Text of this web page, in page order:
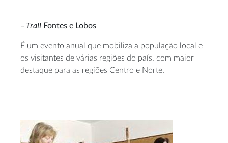
– Trail Fontes e Lobos
É um evento anual que mobiliza a população local e
os visitantes de várias regiões do país, com maior
destaque para as regiões Centro e Norte.